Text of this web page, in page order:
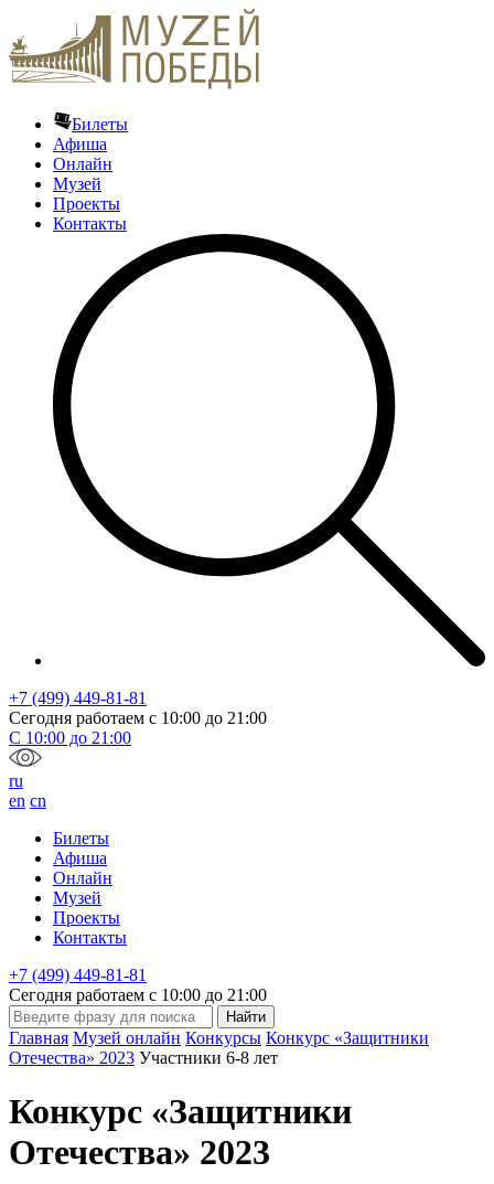
Билеты
Афиша
Онлайн
Музей
Проекты
Контакты
+7 (499) 449-81-81
Сегодня работаем с 10:00 до 21:00
С 10:00 до 21:00
ru
en cn
Билеты
Афиша
Онлайн
Музей
Проекты
Контакты
+7 (499) 449-81-81
Сегодня работаем с 10:00 до 21:00
Главная Музей онлайн Конкурсы Конкурс «Защитники
Отечества» 2023 Участники 6-8 лет
Конкурс «Защитники
Отечества» 2023